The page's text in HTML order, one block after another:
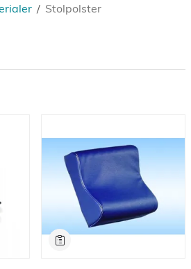
/ Stolpolster